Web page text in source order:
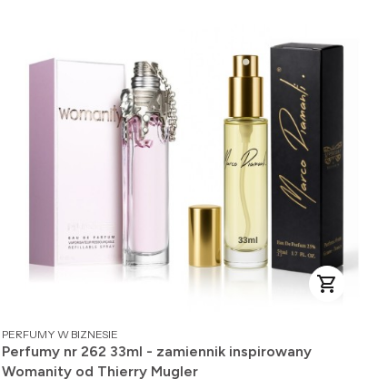
PRODUCENT
PERFUMY W BIZNESIE
Perfumy nr 262 33ml - zamiennik inspirowany
Womanity od Thierry Mugler